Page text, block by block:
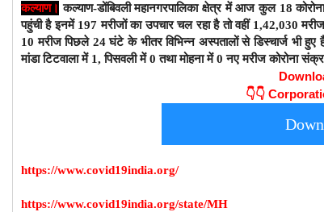
कल्याण। कल्याण-डोंबिवली महानगरपालिका क्षेत्र में आज कुल 18
पहुंची है इनमें 197 मरीजों का उपचार चल रहा है तो वहीं 1,42,030
10 मरीज पिछले 24 घंटे के भीतर विभिन्न अस्पतालों से डिस्चार्ज भी हुए
मांडा टिटवाला में 1, पिसवली में 0 तथा मोहना में 0 नए मरीज कोरोना
👇👇
https://www.covid19india.org/
https://www.covid19india.org/state/MH